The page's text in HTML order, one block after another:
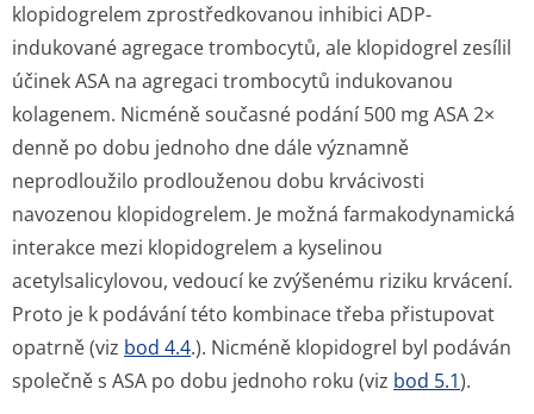
klopidogrelem zprostředkovanou inhibici ADP-
indukované agregace trombocytů, ale klopidogrel zesílil
účinek ASA na agregaci trombocytů indukovanou
kolagenem. Nicméně současné podání 500 mg ASA 2×
denně po dobu jednoho dne dále významně
neprodloužilo prodlouženou dobu krvácivosti
navozenou klopidogrelem. Je možná farmakodynamická
interakce mezi klopidogrelem a kyselinou
acetylsalicylovou, vedoucí ke zvýšenému riziku krvácení.
Proto je k podávání této kombinace třeba přistupovat
opatrně (viz bod 4.4.). Nicméně klopidogrel byl podáván
společně s ASA po dobu jednoho roku (viz bod 5.1).